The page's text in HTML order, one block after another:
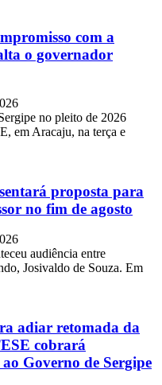
com a
o governador
no pleito de 2026
em Aracaju, na terça e
proposta para
no fim de agosto
audiência entre
Josivaldo de Souza. Em
adiar retomada da
cobrará
Governo de Sergipe